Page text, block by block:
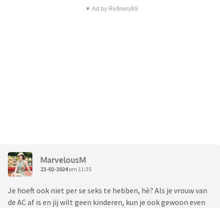
▼ Ad by Refinery89
MarvelousM
21-02-2024om 11:35
Je hoeft ook niet per se seks te hebben, hè? Als je vrouw van
de AC af is en jij wilt geen kinderen, kun je ook gewoon even